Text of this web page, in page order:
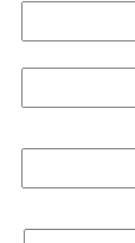
سيارات